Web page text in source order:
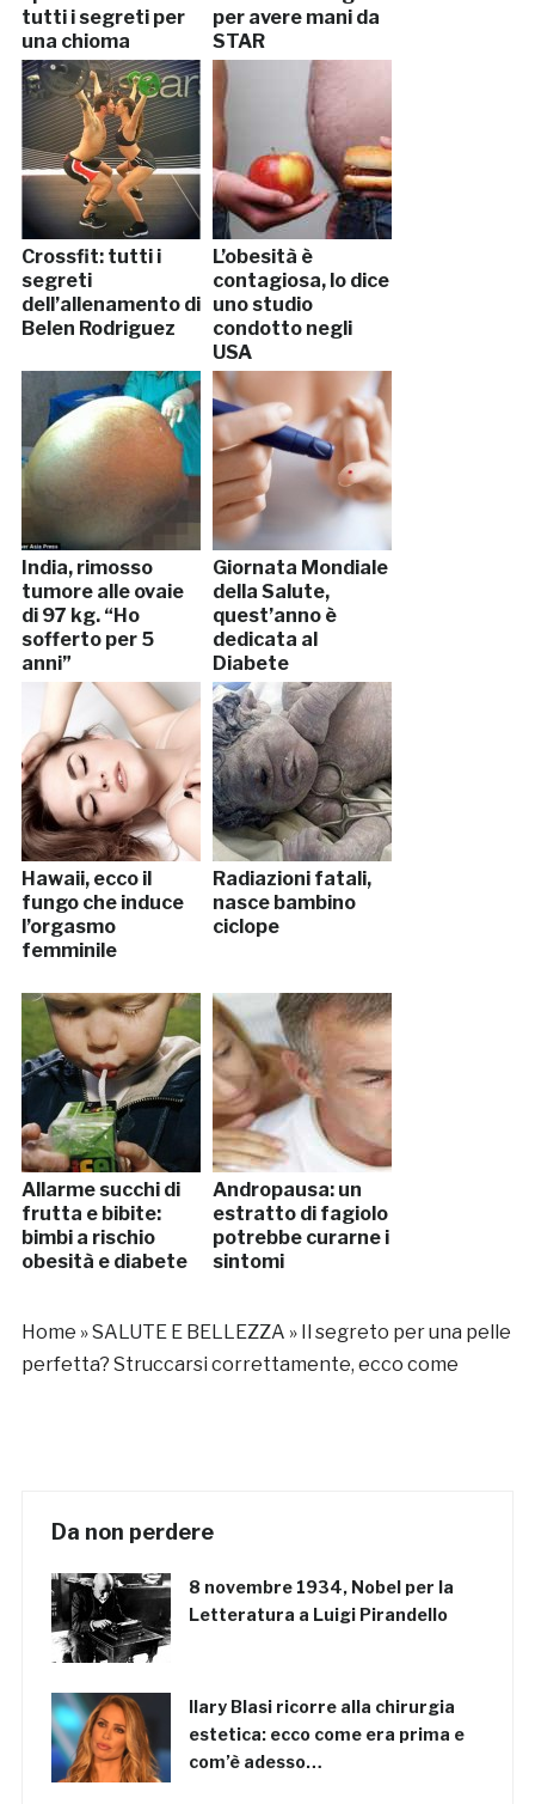
tutti i segreti per
una chioma
perfetta
per avere mani da
STAR
Crossfit: tutti i
segreti
dell’allenamento di
Belen Rodriguez
L’obesità è
contagiosa, lo dice
uno studio
condotto negli
USA
India, rimosso
tumore alle ovaie
di 97 kg. “Ho
sofferto per 5
anni”
Giornata Mondiale
della Salute,
quest’anno è
dedicata al
Diabete
Hawaii, ecco il
fungo che induce
l’orgasmo
femminile
Radiazioni fatali,
nasce bambino
ciclope
Allarme succhi di
frutta e bibite:
bimbi a rischio
obesità e diabete
Andropausa: un
estratto di fagiolo
potrebbe curarne i
sintomi
Home »SALUTE E BELLEZZA »
Il segreto per una pelle
perfetta? Struccarsi correttamente, ecco come
Da non perdere
8 novembre 1934, Nobel per la
Letteratura a Luigi Pirandello
Ilary Blasi ricorre alla chirurgia
estetica: ecco come era prima e
com’è adesso…